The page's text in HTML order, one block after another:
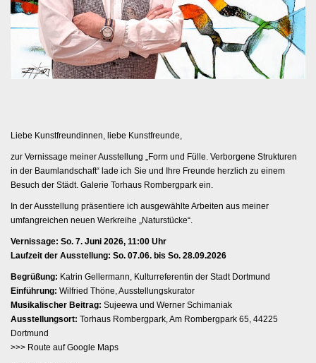
Liebe Kunstfreundinnen, liebe Kunstfreunde,
zur Vernissage meiner Ausstellung „Form und Fülle. Verborgene Strukturen
in der Baumlandschaft“ lade ich Sie und Ihre Freunde herzlich zu einem
Besuch der Städt. Galerie Torhaus Rombergpark ein.
In der Ausstellung präsentiere ich ausgewählte Arbeiten aus meiner
umfangreichen neuen Werkreihe „Naturstücke“.
Vernissage: So. 7. Juni 2026, 11:00 Uhr
Laufzeit der Ausstellung: So. 07.06. bis So. 28.09.2026
Begrüßung: Katrin Gellermann, Kulturreferentin der Stadt Dortmund
Einführung: Wilfried Thöne, Ausstellungskurator
Musikalischer Beitrag: Sujeewa und Werner Schimaniak
Ausstellungsort: Torhaus Rombergpark, Am Rombergpark 65, 44225
Dortmund
>>> Route auf Google Maps